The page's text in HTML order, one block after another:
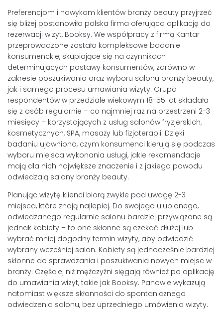
Preferencjom i nawykom klientów branży beauty przyjrzeć
się bliżej postanowiła polska firma oferująca aplikację do
rezerwacji wizyt, Booksy. We współpracy z firmą Kantar
przeprowadzone zostało kompleksowe badanie
konsumenckie, skupiające się na czynnikach
determinujących postawy konsumentów, zarówno w
zakresie poszukiwania oraz wyboru salonu branży beauty,
jak i samego procesu umawiania wizyty. Grupa
respondentów w przedziale wiekowym 18-55 lat składała
się z osób regularnie – co najmniej raz na przestrzeni 2-3
miesięcy – korzystających z usług salonów fryzjerskich,
kosmetycznych, SPA, masaży lub fizjoterapii. Dzięki
badaniu ujawniono, czym konsumenci kierują się podczas
wyboru miejsca wykonania usługi, jakie rekomendacje
mają dla nich największe znaczenie i z jakiego powodu
odwiedzają salony branży beauty.
Planując wizytę klienci biorą zwykle pod uwagę 2-3
miejsca, które znają najlepiej. Do swojego ulubionego,
odwiedzanego regularnie salonu bardziej przywiązane są
jednak kobiety – to one skłonne są czekać dłużej lub
wybrać mniej dogodny termin wizyty, aby odwiedzić
wybrany wcześniej salon. Kobiety są jednocześnie bardziej
skłonne do sprawdzania i poszukiwania nowych miejsc w
branży. Częściej niż mężczyźni sięgają również po aplikację
do umawiania wizyt, takie jak Booksy. Panowie wykazują
natomiast większe skłonności do spontanicznego
odwiedzenia salonu, bez uprzedniego umówienia wizyty.